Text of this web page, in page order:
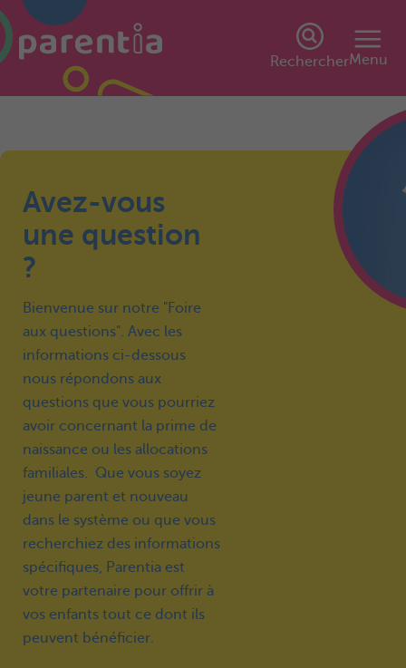
RechercherMenu
Avez-vous
une question
?
Bienvenue sur notre "Foire
aux questions". Avec les
informations ci-dessous
nous répondons aux
questions que vous pourriez
avoir concernant la prime de
naissance ou les allocations
familiales. Que vous soyez
jeune parent et nouveau
dans le système ou que vous
recherchiez des informations
spécifiques, Parentia est
votre partenaire pour offrir à
vos enfants tout ce dont ils
peuvent bénéficier.